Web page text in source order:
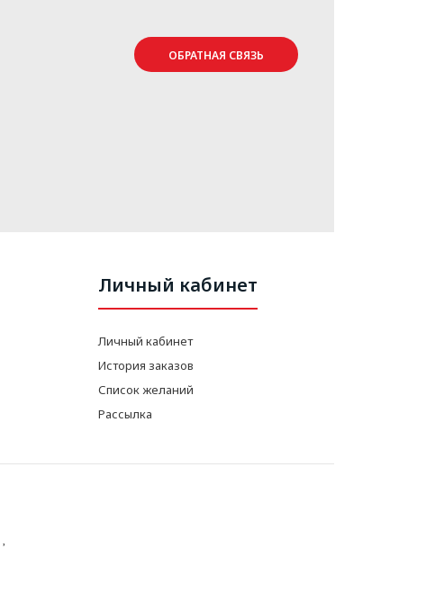
ОБРАТНАЯ СВЯЗЬ
Личный кабинет
Личный кабинет
История заказов
Список желаний
Рассылка